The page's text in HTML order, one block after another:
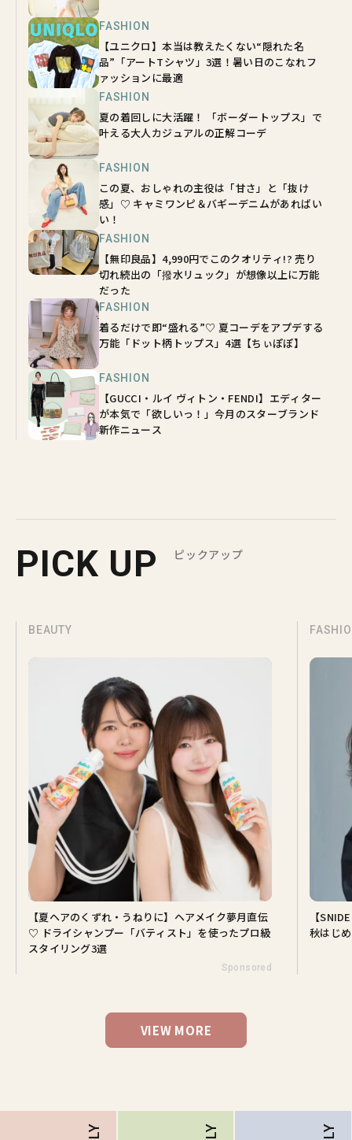
FASHION
【ユニクロ】本当は教えたくない“隠れた名
品”「アートTシャツ」3選！暑い日のこなれフ
ァッションに最適
FASHION
夏の着回しに大活躍！ 「ボーダートップス」で
叶える大人カジュアルの正解コーデ
FASHION
この夏、おしゃれの主役は「甘さ」と「抜け
感」♡ キャミワンピ＆バギーデニムがあればい
い！
FASHION
【無印良品】4,990円でこのクオリティ!? 売り
切れ続出の「撥水リュック」が想像以上に万能
だった
FASHION
着るだけで即“盛れる”♡ 夏コーデをアプデする
万能「ドット柄トップス」4選【ちぃぽぽ】
FASHION
【GUCCI・ルイ ヴィトン・FENDI】エディター
が本気で「欲しいっ！」今月のスターブランド
新作ニュース
PICK UP ピックアップ
BEAUTY
【夏ヘアのくずれ・うねりに】ヘアメイク夢月直伝
♡ ドライシャンプー「バティスト」を使ったプロ級
スタイリング3選
Sponsored
【
秋はじ
VIEW MORE